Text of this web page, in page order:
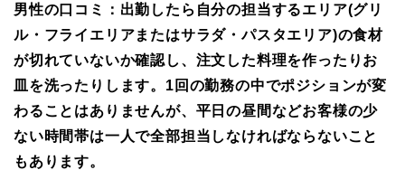
男性の口コミ：出勤したら自分の担当するエリア(グリ
ル・フライエリアまたはサラダ・パスタエリア)の食材
が切れていないか確認し、注文した料理を作ったりお
皿を洗ったりします。1回の勤務の中でポジションが変
わることはありませんが、平日の昼間などお客様の少
ない時間帯は一人で全部担当しなければならないこと
もあります。